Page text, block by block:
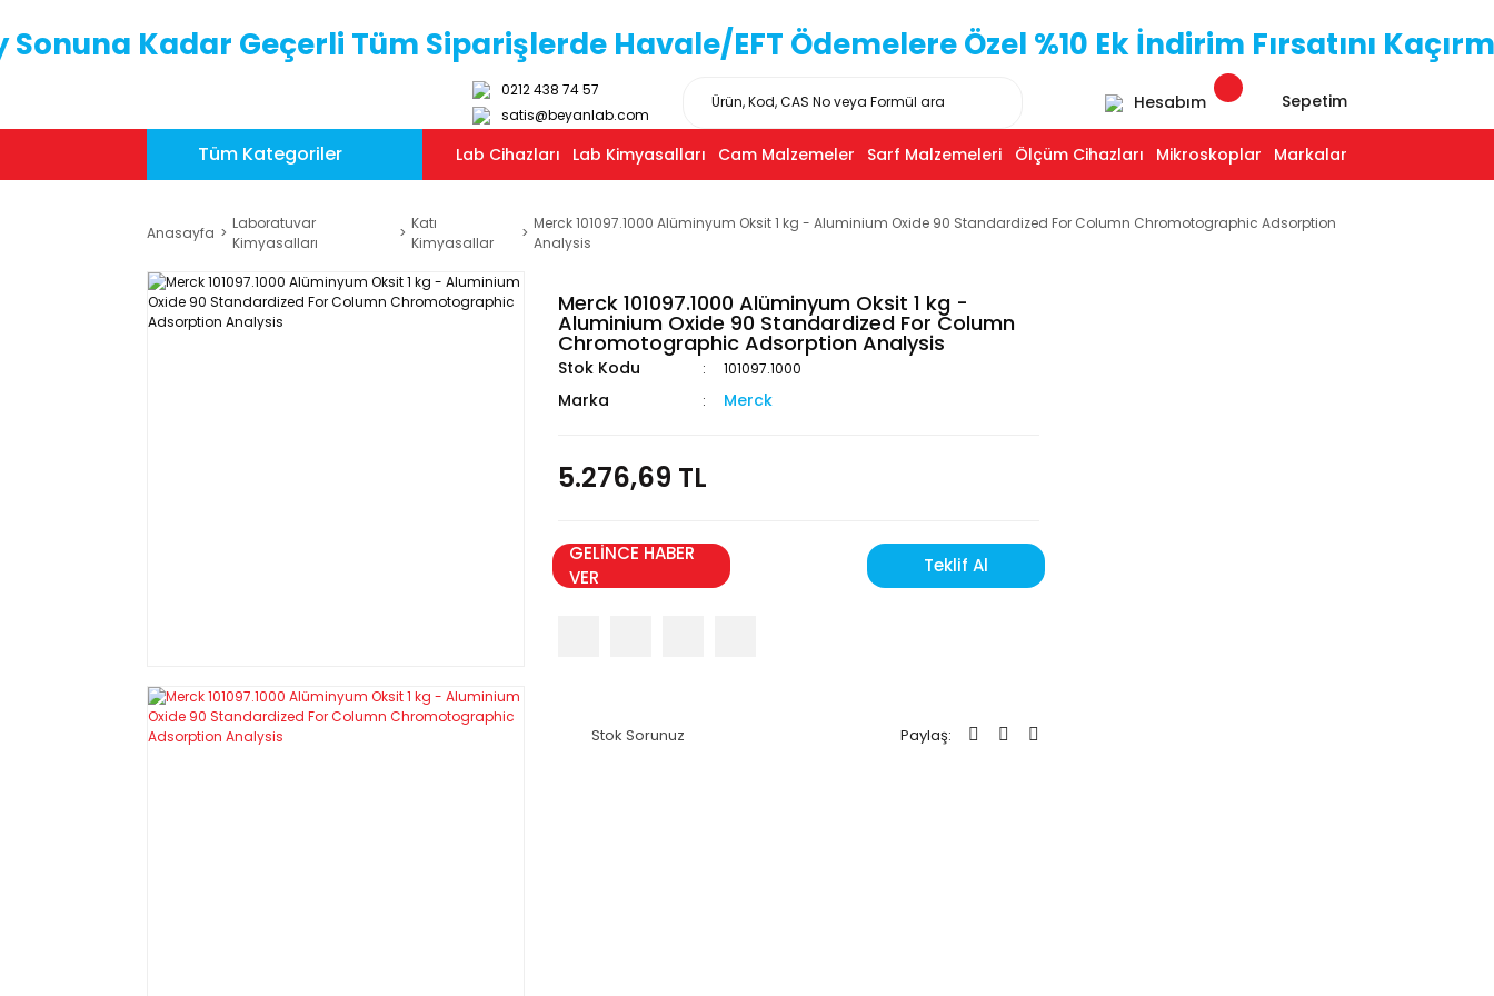
Sonuna Kadar Geçerli Tüm Siparişlerde Havale/EFT Ödemelere Özel %10 Ek İndirim Fırsatını
0212 438 74 57
satis@beyanlab.com
Hesabım Sepetim
Tüm Kategoriler Lab Cihazları Lab Kimyasalları Cam Malzemeler Sarf Malzemeleri Ölçüm Cihazları Mikroskoplar Markalar
Anasayfa
Laboratuvar
Kimyasalları
Katı
Kimyasallar
Merck 101097.1000 Alüminyum Oksit 1 kg - Aluminium Oxide 90 Standardized For Column Chromotographic Adsorption
Analysis
Merck 101097.1000 Alüminyum Oksit 1 kg -
Aluminium Oxide 90 Standardized For Column
Chromotographic Adsorption Analysis
Stok Kodu 101097.1000
Marka Merck
5.276,69 TL
GELİNCE HABER
VER
Teklif Al
Stok Sorunuz Paylaş: